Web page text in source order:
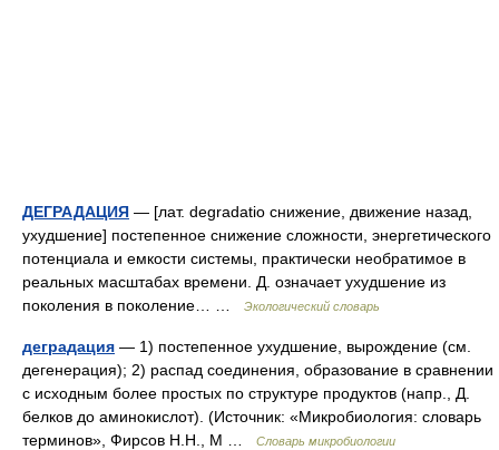
ДЕГРАДАЦИЯ — [лат. degradatio снижение, движение назад,
ухудшение] постепенное снижение сложности, энергетического
потенциала и емкости системы, практически необратимое в
реальных масштабах времени. Д. означает ухудшение из
поколения в поколение… …
Экологический словарь
деградация — 1) постепенное ухудшение, вырождение (см.
дегенерация); 2) распад соединения, образование в сравнении
с исходным более простых по структуре продуктов (напр., Д.
белков до аминокислот). (Источник: «Микробиология: словарь
терминов», Фирсов Н.Н., М …
Словарь микробиологии